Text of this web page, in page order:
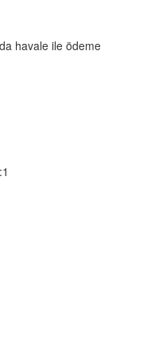
havale ile ödeme